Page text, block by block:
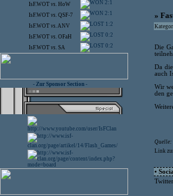
IsF.WOT vs. HoW 2:1
IsF.WOT vs. QSF-7 2:1
IsF.WOT vs.ANV 1:2
IsF.WOT vs. OFaH 0:2
IsF.WOT vs. SA 0:2
- Zur Sponsor Section -
»
Die
Da
auch
Wir
den
Quelle:
Link
•